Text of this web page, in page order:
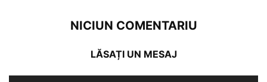
NICIUN COMENTARIU
LĂSAȚI UN MESAJ